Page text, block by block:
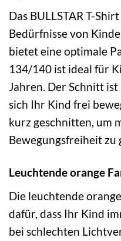
Das BULLSTAR T-
Bedürfnisse von
bietet eine optimale
134/140 ist ideal für
Jahren. Der Schnitt
sich Ihr Kind frei
kurz geschnitten, um
Bewegungsfreiheit zu
Leuchtende orange
Die leuchtende
dafür, dass Ihr Kind
bei schlechten